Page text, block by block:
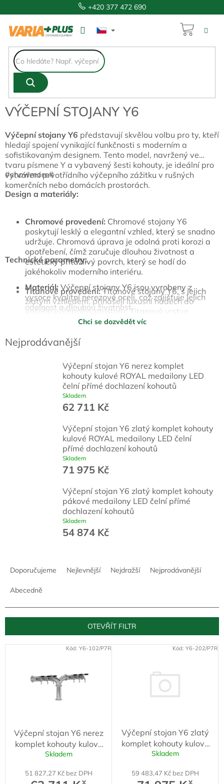
na
+420 377 472 690
VÝČEPNÍ STOJANY Y6
Výčepní stojany Y6 představují skvělou volbu pro ty, kteří
hledají spojení vynikající funkčnosti s moderním a
sofistikovaným designem. Tento model, navržený ve
tvaru písmene Y a vybavený šesti kohouty, je ideální pro
vytváření prvotřídního výčepního zážitku v rušných
komerčních nebo domácích prostorách.
#showmore#
Design a materiály:
Chromové provedení: Chromové stojany Y6
poskytují lesklý a elegantní vzhled, který se snadno
udržuje. Chromová úprava je odolná proti korozi a
opotřebení, čímž zaručuje dlouhou životnost a
esteticky přitažlivý povrch, který se hodí do
jakéhokoliv moderního interiéru.
Titanové provedení:Titanové stojany Y6, s jejich
zlatým vzhledem, přinášejí luxusní nádech do
vašeho výčepního prostoru. Titanová vrstva
nejenže přitahuje pozornost, ale také poskytuje
poškození, což zajišťuje dlouhou životnost a
prestižní vzhled.
Měděné provedení:Měděné stojany Y6 kombinují
klasický rustikální vzhled s moderními
technologiemi. Měděná vrstva, chráněná lakem,
dodává stojanům jedinečný a elegantní vzhled a
zároveň poskytuje vysokou odolnost proti vnějším
Technické parametry:
Materiál: Výčepní stojany Y6 jsou vyrobeny z
vysoce kvalitní nerezové oceli, což zajišťuje jejich
odolnost a dlouhou životnost.
Chromová, titanová a měděná vrstva nejenže
vylepšují vzhled, ale také poskytují zvýšenou
ochranu proti korozi a poškození.
Kompatibilita:Stojany Y6 jsou navrženy pro snadné
připojení k různým chladicím systémům, což
zajišťuje jejich flexibilitu a efektivitu i při vysokém
Chci se dozvědět víc
Nejprodávanější
Výčepní stojan Y6 nerez komplet
kohouty kulové ROYAL medailony LED
čelní přímé dochlazení kohoutů
Skladem
62 711 Kč
Výčepní stojan Y6 zlatý komplet kohouty
kulové ROYAL medailony LED čelní
přímé dochlazení kohoutů
Skladem
71 975 Kč
Výčepní stojan Y6 zlatý komplet kohouty
pákové medailony LED čelní přímé
dochlazení kohoutů
Skladem
54 874 Kč
r
o
Doporučujeme Nejlevnější Nejdražší Nejprodávanější
Abecedně
OTEVŘÍT FILTR
Výčepní stojan Y6 nerez
komplet kohouty kulové
ROYAL medailony LED
kohoutů
Skladem
51 827,27 Kč bez DPH
Kód: Y6-102/P7R
Výčepní stojan Y6 zlatý
komplet kohouty kulové
ROYAL medailony LED
kohoutů
Skladem
59 483,47 Kč bez DPH
Kód: Y6-202/P7R